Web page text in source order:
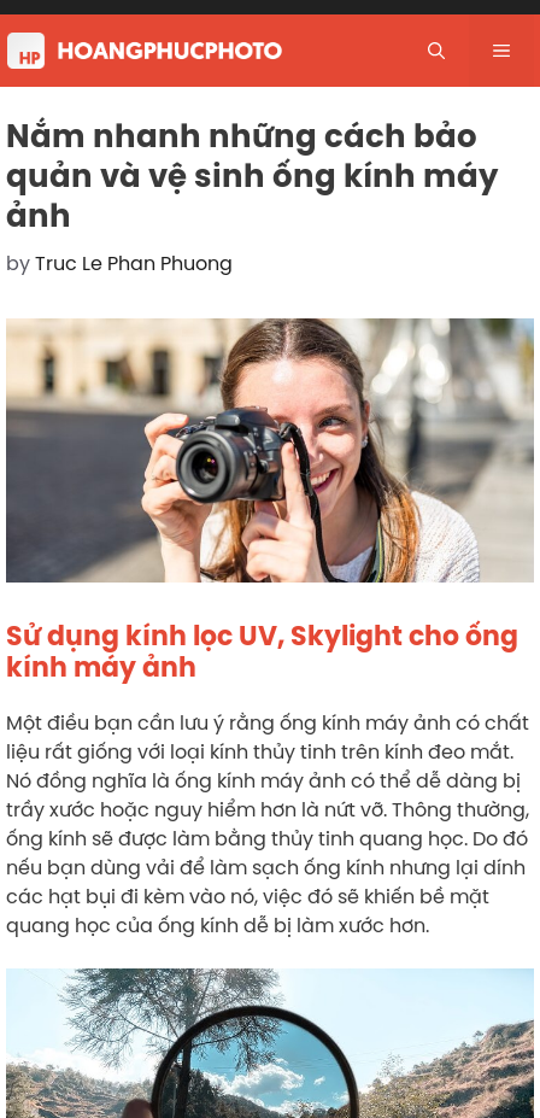
Skip
to
content
Nắm nhanh những cách bảo
quản và vệ sinh ống kính máy
ảnh
byTruc Le Phan Phuong
Sử dụng kính lọc UV, Skylight cho ống
kính máy ảnh
Một điều bạn cần lưu ý rằng ống kính máy ảnh có chất
liệu rất giống với loại kính thủy tinh trên kính đeo mắt.
Nó đồng nghĩa là ống kính máy ảnh có thể dễ dàng bị
trầy xước hoặc nguy hiểm hơn là nứt vỡ. Thông thường,
ống kính sẽ được làm bằng thủy tinh quang học. Do đó
nếu bạn dùng vải để làm sạch ống kính nhưng lại dính
các hạt bụi đi kèm vào nó, việc đó sẽ khiến bề mặt
quang học của ống kính dễ bị làm xước hơn.